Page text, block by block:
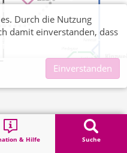
& Hilfe Suche
Durch die Nutzung
damit einverstanden, dass
Einverstanden